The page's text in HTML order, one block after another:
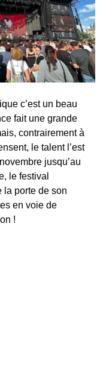
c’est un beau
fait une grande
contrairement à
le talent l’est
jusqu’au
le festival
la porte de son
en voie de
!